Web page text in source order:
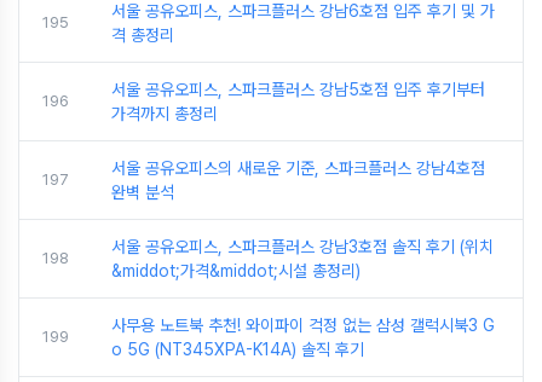
195
서울 공유오피스, 스파크플러스 강남6호점 입주 후기 및 가
격 총정리
196
서울 공유오피스, 스파크플러스 강남5호점 입주 후기부터
가격까지 총정리
197
서울 공유오피스의 새로운 기준, 스파크플러스 강남4호점
완벽 분석
198
서울 공유오피스, 스파크플러스 강남3호점 솔직 후기 (위치
&middot;가격&middot;시설 총정리)
199
사무용 노트북 추천! 와이파이 걱정 없는 삼성 갤럭시북3 G
o 5G (NT345XPA-K14A) 솔직 후기